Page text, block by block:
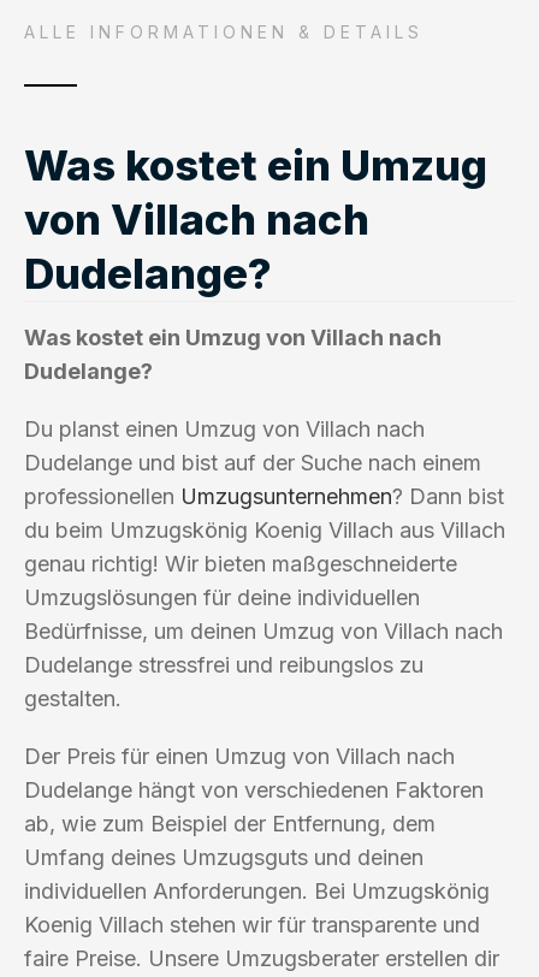
ALLE INFORMATIONEN & DETAILS
Was kostet ein Umzug
von Villach nach
Dudelange?
Was kostet ein Umzug von Villach nach
Dudelange?
Du planst einen Umzug von Villach nach
Dudelange und bist auf der Suche nach einem
professionellen Umzugsunternehmen? Dann bist
du beim Umzugskönig Koenig Villach aus Villach
genau richtig! Wir bieten maßgeschneiderte
Umzugslösungen für deine individuellen
Bedürfnisse, um deinen Umzug von Villach nach
Dudelange stressfrei und reibungslos zu
gestalten.
Der Preis für einen Umzug von Villach nach
Dudelange hängt von verschiedenen Faktoren
ab, wie zum Beispiel der Entfernung, dem
Umfang deines Umzugsguts und deinen
individuellen Anforderungen. Bei Umzugskönig
Koenig Villach stehen wir für transparente und
faire Preise. Unsere Umzugsberater erstellen dir